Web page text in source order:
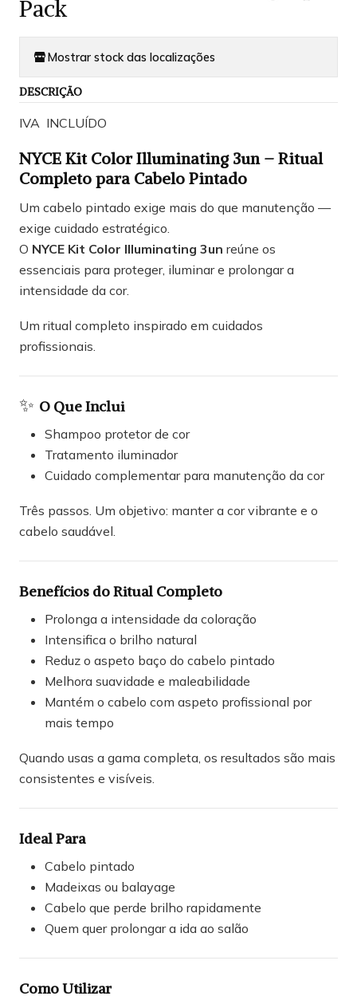
Pack
Mostrar stock das localizações
DESCRIÇÃO
IVA INCLUÍDO
NYCE Kit Color Illuminating 3un – Ritual
Completo para Cabelo Pintado
Um cabelo pintado exige mais do que manutenção —
exige cuidado estratégico.
O NYCE Kit Color Illuminating 3un reúne os
essenciais para proteger, iluminar e prolongar a
intensidade da cor.
Um ritual completo inspirado em cuidados
profissionais.
✨ O Que Inclui
Shampoo protetor de cor
Tratamento iluminador
Cuidado complementar para manutenção da cor
Três passos. Um objetivo: manter a cor vibrante e o
cabelo saudável.
Benefícios do Ritual Completo
Prolonga a intensidade da coloração
Intensifica o brilho natural
Reduz o aspeto baço do cabelo pintado
Melhora suavidade e maleabilidade
Mantém o cabelo com aspeto profissional por
mais tempo
Quando usas a gama completa, os resultados são mais
consistentes e visíveis.
Ideal Para
Cabelo pintado
Madeixas ou balayage
Cabelo que perde brilho rapidamente
Quem quer prolongar a ida ao salão
Como Utilizar